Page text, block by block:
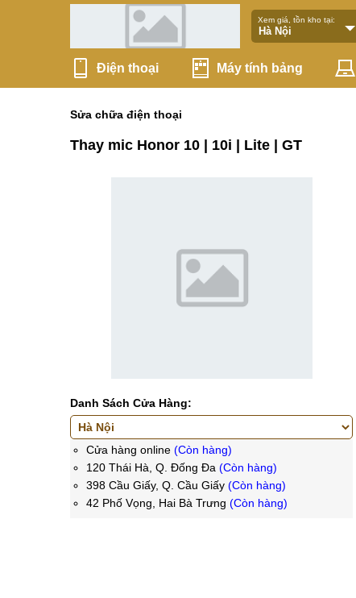
Xem giá, tồn kho tại:
Điện thoại Máy tính bảng
Sửa chữa điện thoại
Thay mic Honor 10 | 10i | Lite | GT
Danh Sách Cửa Hàng:
Cửa hàng online (Còn hàng)
120 Thái Hà, Q. Đống Đa (Còn hàng)
398 Cầu Giấy, Q. Cầu Giấy (Còn hàng)
42 Phố Vọng, Hai Bà Trưng (Còn hàng)